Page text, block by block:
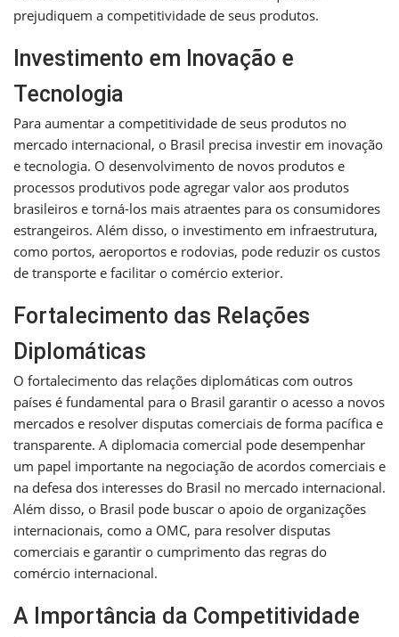
prejudiquem a competitividade de seus produtos.
Investimento em Inovação e
Tecnologia
Para aumentar a competitividade de seus produtos no
mercado internacional, o Brasil precisa investir em inovação
e tecnologia. O desenvolvimento de novos produtos e
processos produtivos pode agregar valor aos produtos
brasileiros e torná-los mais atraentes para os consumidores
estrangeiros. Além disso, o investimento em infraestrutura,
como portos, aeroportos e rodovias, pode reduzir os custos
de transporte e facilitar o comércio exterior.
Fortalecimento das Relações
Diplomáticas
O fortalecimento das relações diplomáticas com outros
países é fundamental para o Brasil garantir o acesso a novos
mercados e resolver disputas comerciais de forma pacífica e
transparente. A diplomacia comercial pode desempenhar
um papel importante na negociação de acordos comerciais e
na defesa dos interesses do Brasil no mercado internacional.
Além disso, o Brasil pode buscar o apoio de organizações
internacionais, como a OMC, para resolver disputas
comerciais e garantir o cumprimento das regras do
comércio internacional.
A Importância da Competitividade